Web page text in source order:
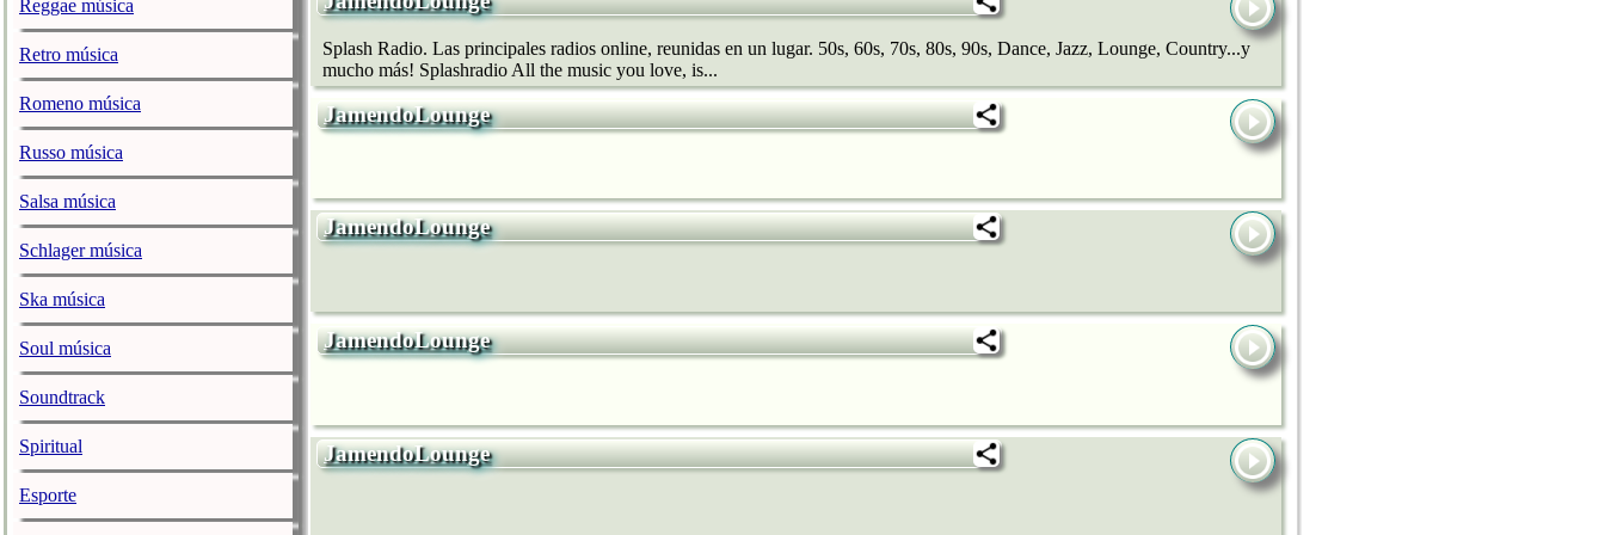
Reggae música
Retro música
Romeno música
Russo música
Salsa música
Schlager música
Ska música
Soul música
Soundtrack
Spiritual
Esporte
Splash Radio. Las principales radios online, reunidas en un lugar. 50s, 60s, 70s, 80s, 90s, Dance, Jazz, Lounge, Country...y
mucho más! Splashradio All the music you love, is...
JamendoLounge
JamendoLounge
JamendoLounge
JamendoLounge